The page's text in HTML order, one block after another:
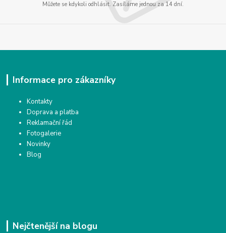
Můžete se kdykoli odhlásit. Zasíláme jednou za 14 dní.
Informace pro zákazníky
Kontakty
Doprava a platba
Reklamační řád
Fotogalerie
Novinky
Blog
Nejčtenější na blogu